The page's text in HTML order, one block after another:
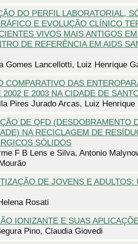
DO PERFIL LABORATORIAL,
E EVOLUÇÃO CLÍNICO
VIVOS MAIS ANTIGOS
DE REFERÊNCIA EM AIDS
Gomes Lancellotti, Luiz Henrique
COMPARATIVO DAS
2002 E 2003 NA CIDADE DE
Pires Jurado Arcas, Luiz Henrique
DE QFD (DESDOBRAMENTO
NA RECICLAGEM DE
SÓLIDOS
F B Lens e Silva, Antonio
DE JOVENS E ADULTOS:
Rosati
IONIZANTE E SUAS
Pino, Claudia Giovedi